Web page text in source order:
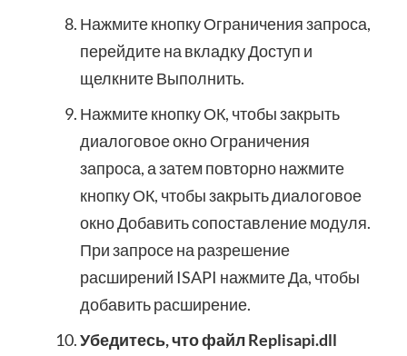
Нажмите кнопку Ограничения запроса,
перейдите на вкладку Доступ и
щелкните Выполнить.
Нажмите кнопку ОК, чтобы закрыть
диалоговое окно Ограничения
запроса, а затем повторно нажмите
кнопку ОК, чтобы закрыть диалоговое
окно Добавить сопоставление модуля.
При запросе на разрешение
расширений ISAPI нажмите Да, чтобы
добавить расширение.
Убедитесь, что файл Replisapi.dll